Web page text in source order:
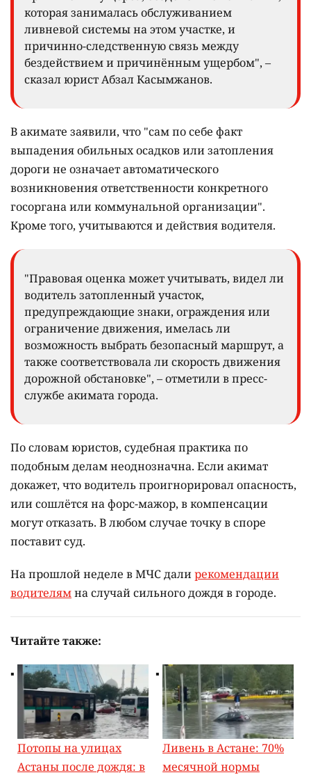
которая занималась обслуживанием
ливневой системы на этом участке, и
причинно-следственную связь между
бездействием и причинённым ущербом", –
сказал юрист Абзал Касымжанов.
В акимате заявили, что "сам по себе факт
выпадения обильных осадков или затопления
дороги не означает автоматического
возникновения ответственности конкретного
госоргана или коммунальной организации".
Кроме того, учитываются и действия водителя.
"Правовая оценка может учитывать, видел ли
водитель затопленный участок,
предупреждающие знаки, ограждения или
ограничение движения, имелась ли
возможность выбрать безопасный маршрут, а
также соответствовала ли скорость движения
дорожной обстановке", – отметили в пресс-
службе акимата города.
По словам юристов, судебная практика по
подобным делам неоднозначна. Если акимат
докажет, что водитель проигнорировал опасность,
или сошлётся на форс-мажор, в компенсации
могут отказать. В любом случае точку в споре
поставит суд.
На прошлой неделе в МЧС далирекомендации
водителямна случай сильного дождя в городе.
Читайте также:
Потопы на улицах
Астаны после дождя: в
Ливень в Астане: 70%
месячной нормы